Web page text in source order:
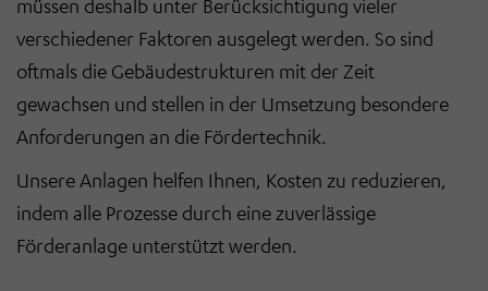
müssen deshalb unter Berücksichtigung vieler
verschiedener Faktoren ausgelegt werden. So sind
oftmals die Gebäudestrukturen mit der Zeit
gewachsen und stellen in der Umsetzung besondere
Anforderungen an die Fördertechnik.
Unsere Anlagen helfen Ihnen, Kosten zu reduzieren,
indem alle Prozesse durch eine zuverlässige
Förderanlage unterstützt werden.